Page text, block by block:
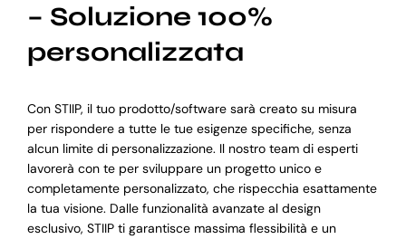
– Soluzione 100%
personalizzata
Con STIIP, il tuo prodotto/software sarà creato su misura
per rispondere a tutte le tue esigenze specifiche, senza
alcun limite di personalizzazione. Il nostro team di esperti
lavorerà con te per sviluppare un progetto unico e
completamente personalizzato, che rispecchia esattamente
la tua visione. Dalle funzionalità avanzate al design
esclusivo, STIIP ti garantisce massima flessibilità e un